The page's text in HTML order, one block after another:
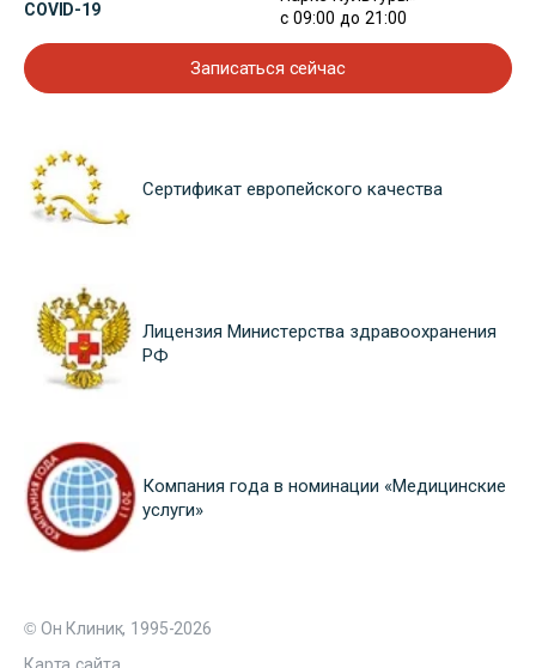
COVID-19
с 09:00 до 21:00
Записаться сейчас
Сертификат европейского качества
Лицензия Министерства здравоохранения
РФ
Компания года в номинации «Медицинские
услуги»
© Он Клиник, 1995-2026